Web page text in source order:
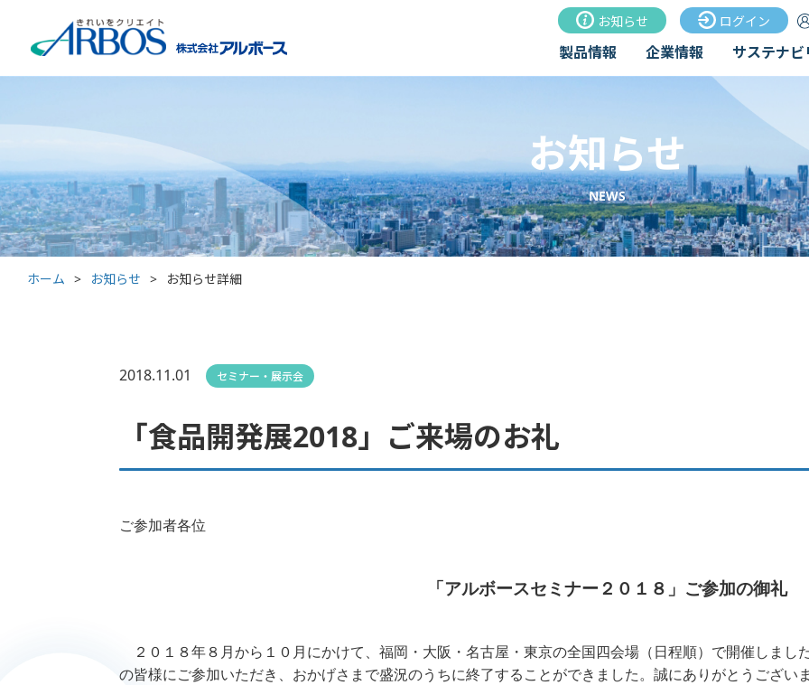
お知らせ ログイン
製品情報 企業情報 サステナビ
お知らせ
NEWS
ホーム > お知らせ > お知らせ詳細
2018.11.01 セミナー・展示会
「食品開発展2018」ご来場のお礼
ご参加者各位
「アルボースセミナー２０１８ 」ご参加の御礼
２０１８年８月から１０月にかけて、福岡・大阪・名古屋・東京の全国四会場（日程順）で開催しまし
の皆様にご参加いただき、おかげさまで盛況のうちに終了することができました。 誠にありがとうござい